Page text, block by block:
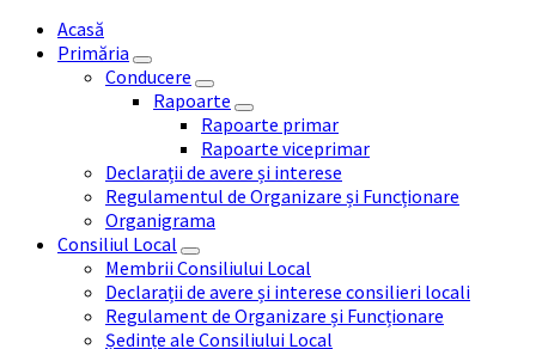
Acasă
Primăria
Conducere
Rapoarte
Rapoarte primar
Rapoarte viceprimar
Declarații de avere și interese
Regulamentul de Organizare și Funcționare
Organigrama
Consiliul Local
Membrii Consiliului Local
Declarații de avere și interese consilieri locali
Regulament de Organizare și Funcționare
Ședințe ale Consiliului Local